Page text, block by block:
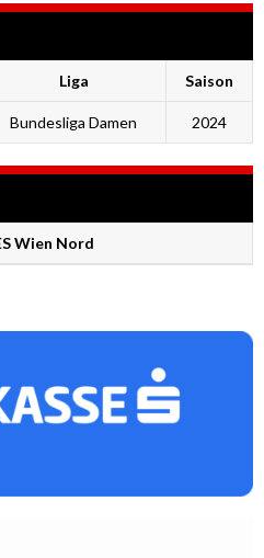
Liga Saison
Bundesliga Damen 2024
Wien Nord